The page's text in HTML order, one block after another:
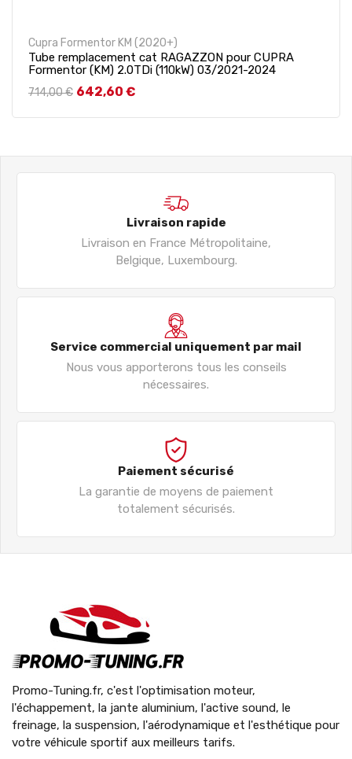
Cupra Formentor KM (2020+)
Tube remplacement cat RAGAZZON pour CUPRA
Formentor (KM) 2.0TDi (110kW) 03/2021-2024
Prix de base
714,00 € Prix
642,60 €
Livraison rapide
Livraison en France Métropolitaine,
Belgique, Luxembourg.
Service commercial uniquement par mail
Nous vous apporterons tous les conseils
nécessaires.
Paiement sécurisé
La garantie de moyens de paiement
totalement sécurisés.
Promo-Tuning.fr, c'est l'optimisation moteur,
l'échappement, la jante aluminium, l'active sound, le
freinage, la suspension, l'aérodynamique et l'esthétique pour
votre véhicule sportif aux meilleurs tarifs.